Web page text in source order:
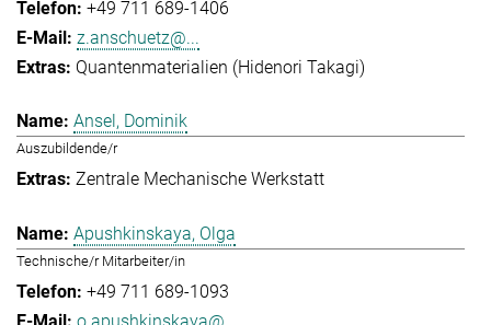
+49 711 689-1406
z.anschuetz@...
Quantenmaterialien (Hidenori Takagi)
Ansel, Dominik
Auszubildende/r
Zentrale Mechanische Werkstatt
Apushkinskaya, Olga
Technische/r Mitarbeiter/in
+49 711 689-1093
o.apushkinskaya@...